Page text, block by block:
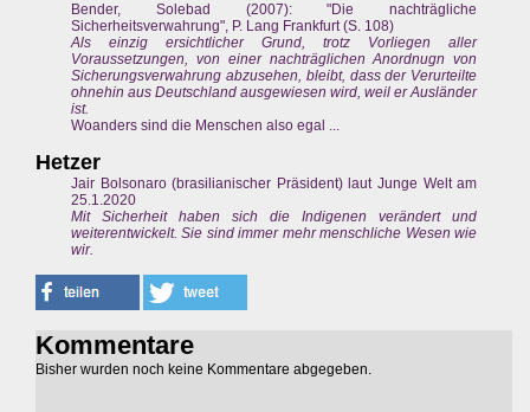
Bender, Solebad (2007): "Die nachträgliche
Sicherheitsverwahrung", P. Lang Frankfurt (S. 108)
Als einzig ersichtlicher Grund, trotz Vorliegen aller
Voraussetzungen, von einer nachträglichen Anordnugn von
Sicherungsverwahrung abzusehen, bleibt, dass der Verurteilte
ohnehin aus Deutschland ausgewiesen wird, weil er Ausländer
ist.
Woanders sind die Menschen also egal ...
Hetzer
Jair Bolsonaro (brasilianischer Präsident) laut Junge Welt am
25.1.2020
Mit Sicherheit haben sich die Indigenen verändert und
weiterentwickelt. Sie sind immer mehr menschliche Wesen wie
wir.
Kommentare
Bisher wurden noch keine Kommentare abgegeben.